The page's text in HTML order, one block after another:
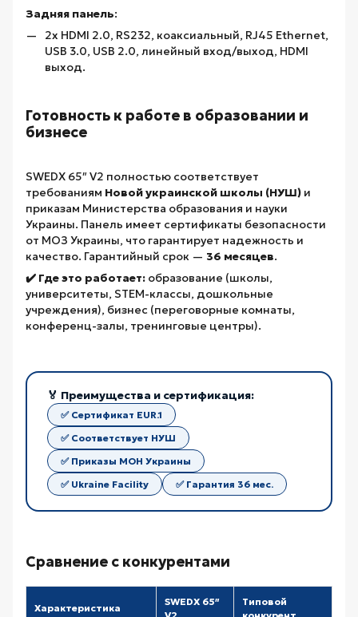
Задняя панель:
2x HDMI 2.0, RS232, коаксиальный, RJ45 Ethernet,
USB 3.0, USB 2.0, линейный вход/выход, HDMI
выход.
Готовность к работе в образовании и
бизнесе
SWEDX 65″ V2 полностью соответствует
требованиям Новой украинской школы (НУШ) и
приказам Министерства образования и науки
Украины. Панель имеет сертификаты безопасности
от МОЗ Украины, что гарантирует надежность и
качество. Гарантийный срок — 36 месяцев.
✔️ Где это работает: образование (школы,
университеты, STEM-классы, дошкольные
учреждения), бизнес (переговорные комнаты,
конференц-залы, тренинговые центры).
🏅 Преимущества и сертификация:
✅ Сертификат EUR.1
✅ Соответствует НУШ
✅ Приказы МОН Украины
✅ Ukraine Facility
✅ Гарантия 36 мес.
Сравнение с конкурентами
Характеристика
SWEDX 65″
Типовой